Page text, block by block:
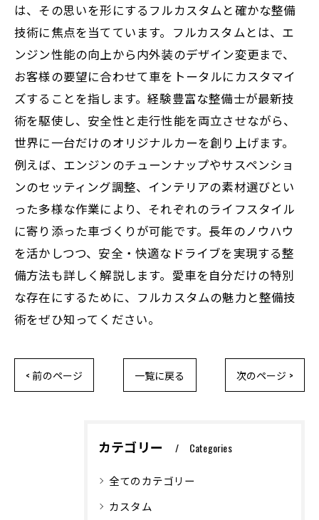
は、その思いを形にするフルカスタムと確かな整備
技術に焦点を当てています。フルカスタムとは、エ
ンジン性能の向上から内外装のデザイン変更まで、
お客様の要望に合わせて車をトータルにカスタマイ
ズすることを指します。経験豊富な整備士が最新技
術を駆使し、安全性と走行性能を両立させながら、
世界に一台だけのオリジナルカーを創り上げます。
例えば、エンジンのチューンナップやサスペンショ
ンのセッティング調整、インテリアの素材選びとい
った多様な作業により、それぞれのライフスタイル
に寄り添った車づくりが可能です。長年のノウハウ
を活かしつつ、安全・快適なドライブを実現する整
備方法も詳しく解説します。愛車を自分だけの特別
な存在にするために、フルカスタムの魅力と整備技
術をぜひ知ってください。
< 前のページ 一覧に戻る 次のページ >
カテゴリー Categories
全てのカテゴリー
カスタム